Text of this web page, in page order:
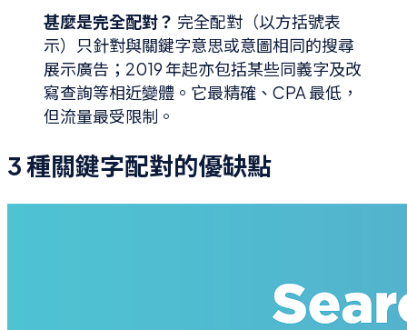
甚麼是完全配對？ 完全配對（以方括號表
示）只針對與關鍵字意思或意圖相同的搜尋
展示廣告；2019 年起亦包括某些同義字及改
寫查詢等相近變體。它最精確、CPA 最低，
但流量最受限制。
3 種關鍵字配對的優缺點